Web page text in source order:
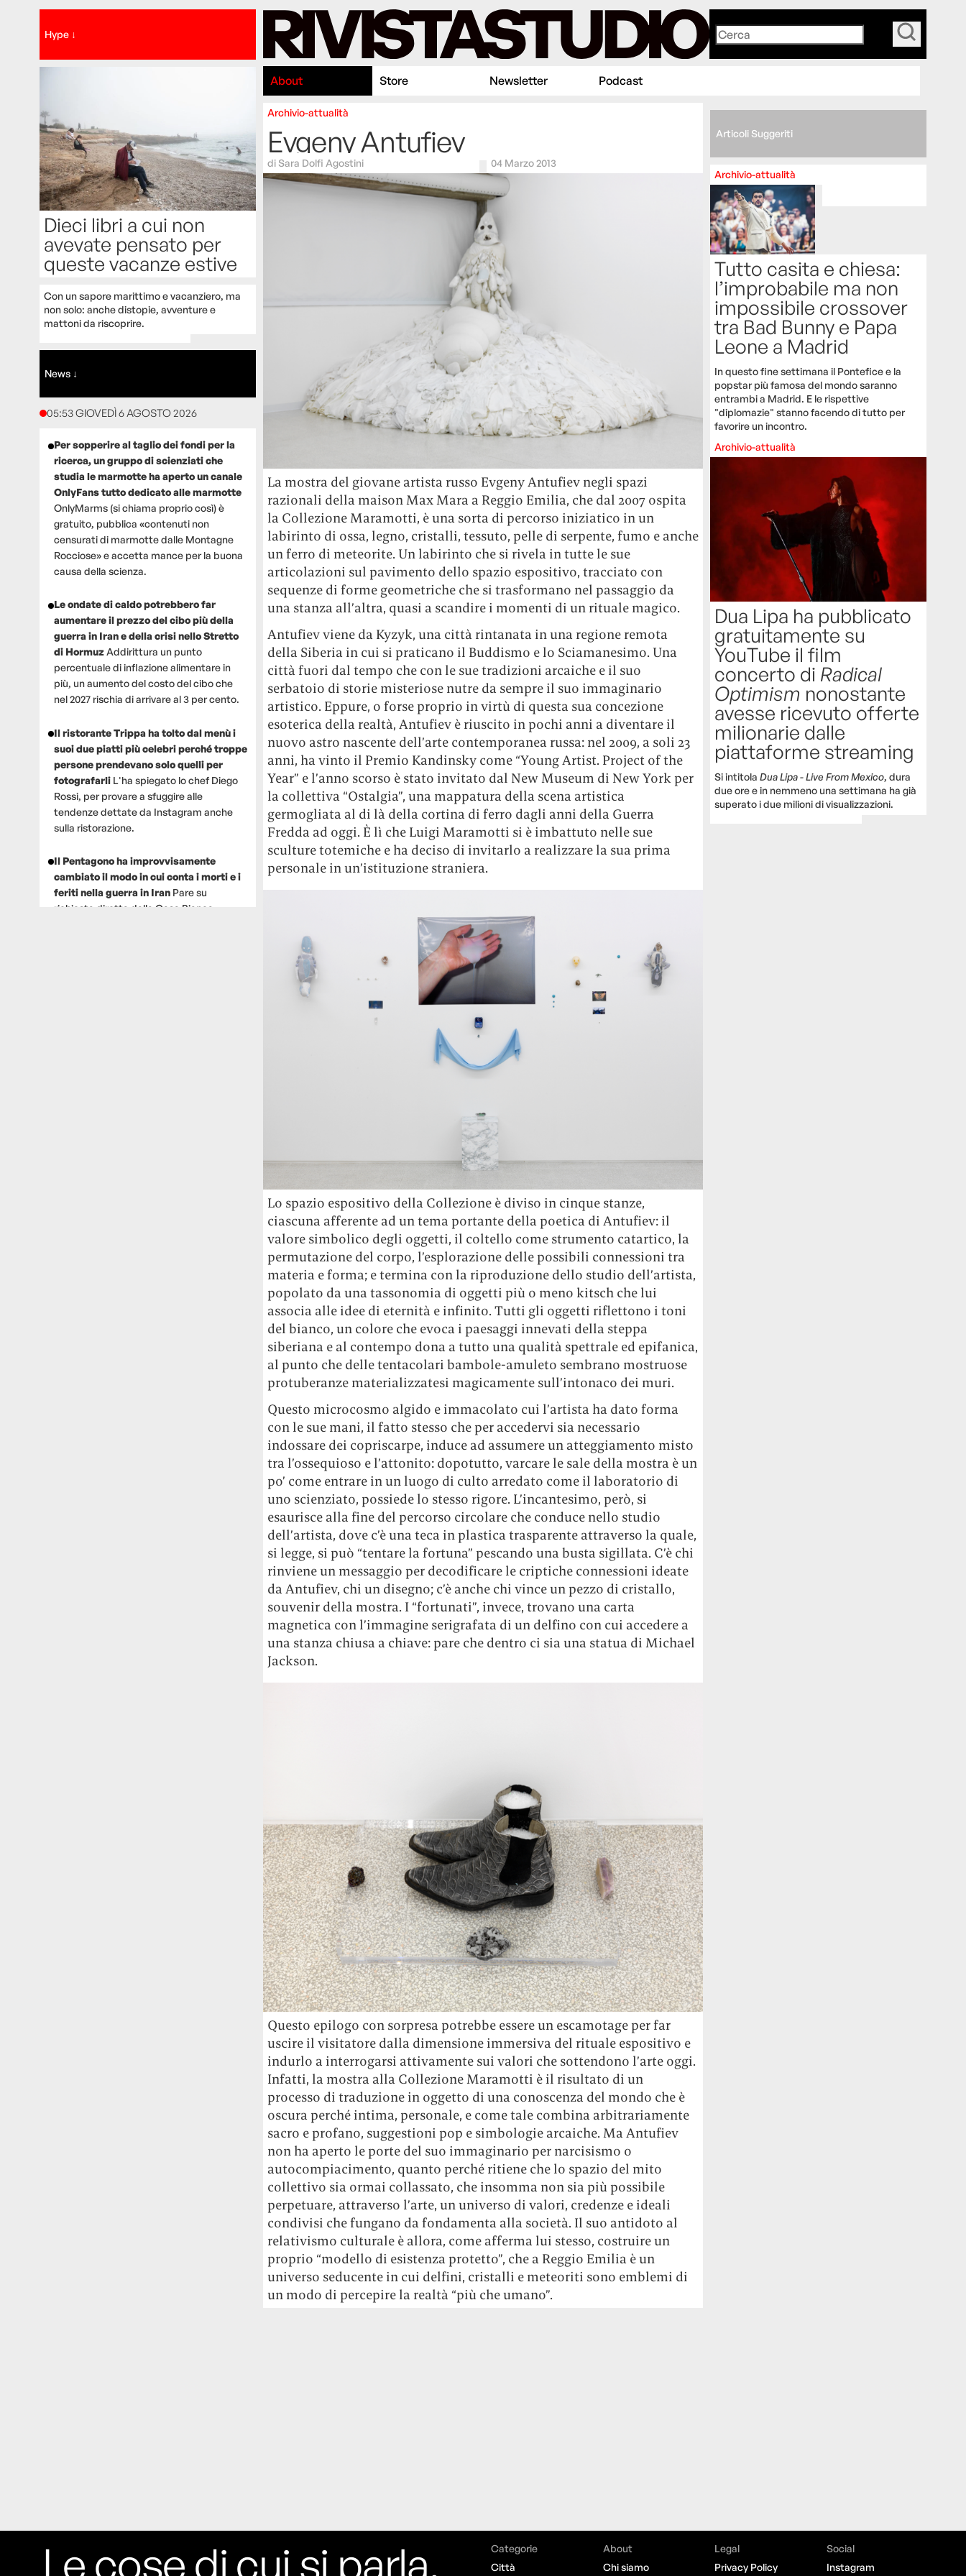
Hype ↓
Dieci libri a cui non
avevate pensato per
queste vacanze estive
Con un sapore marittimo e vacanziero, ma
non solo: anche distopie, avventure e
mattoni da riscoprire.
News ↓
05:53 GIOVEDÌ 6 AGOSTO 2026
Per sopperire al taglio dei fondi per la
ricerca, un gruppo di scienziati che
studia le marmotte ha aperto un canale
OnlyFans tutto dedicato alle marmotte
OnlyMarms (si chiama proprio così) è
gratuito, pubblica «contenuti non
censurati di marmotte dalle Montagne
Rocciose» e accetta mance per la buona
causa della scienza.
Le ondate di caldo potrebbero far
aumentare il prezzo del cibo più della
guerra in Iran e della crisi nello Stretto
di HormuzAddirittura un punto
percentuale di inflazione alimentare in
più, un aumento del costo del cibo che
nel 2027 rischia di arrivare al 3 per cento.
Il ristorante Trippa ha tolto dal menù i
suoi due piatti più celebri perché troppe
persone prendevano solo quelli per
fotografarli L'ha spiegato lo chef Diego
Rossi, per provare a sfuggire alle
tendenze dettate da Instagram anche
sulla ristorazione.
Il Pentagono ha improvvisamente
cambiato il modo in cui conta i morti e i
feriti nella guerra in Iran Pare su
richiesta diretta dalla Casa Bianca.
About Store Newsletter Podcast
Archivio-attualità
Evgeny Antufiev
diSara Dolfi Agostini 04 Marzo 2013
La mostra del giovane artista russo Evgeny Antufiev negli spazi
razionali della maison Max Mara a Reggio Emilia, che dal 2007 ospita
la Collezione Maramotti, è una sorta di percorso iniziatico in un
labirinto di ossa, legno, cristalli, tessuto, pelle di serpente, fumo e anche
un ferro di meteorite. Un labirinto che si rivela in tutte le sue
articolazioni sul pavimento dello spazio espositivo, tracciato con
sequenze di forme geometriche che si trasformano nel passaggio da
una stanza all’altra, quasi a scandire i momenti di un rituale magico.
Antufiev viene da Kyzyk, una città rintanata in una regione remota
della Siberia in cui si praticano il Buddismo e lo Sciamanesimo. Una
città fuori dal tempo che con le sue tradizioni arcaiche e il suo
serbatoio di storie misteriose nutre da sempre il suo immaginario
artistico. Eppure, o forse proprio in virtù di questa sua concezione
esoterica della realtà, Antufiev è riuscito in pochi anni a diventare il
nuovo astro nascente dell’arte contemporanea russa: nel 2009, a soli 23
anni, ha vinto il Premio Kandinsky come “Young Artist. Project of the
Year” e l’anno scorso è stato invitato dal New Museum di New York per
la collettiva “Ostalgia”, una mappatura della scena artistica
germogliata al di là della cortina di ferro dagli anni della Guerra
Fredda ad oggi. È lì che Luigi Maramotti si è imbattuto nelle sue
sculture totemiche e ha deciso di invitarlo a realizzare la sua prima
personale in un’istituzione straniera.
Lo spazio espositivo della Collezione è diviso in cinque stanze,
ciascuna afferente ad un tema portante della poetica di Antufiev: il
valore simbolico degli oggetti, il coltello come strumento catartico, la
permutazione del corpo, l’esplorazione delle possibili connessioni tra
materia e forma; e termina con la riproduzione dello studio dell’artista,
popolato da una tassonomia di oggetti più o meno kitsch che lui
associa alle idee di eternità e infinito. Tutti gli oggetti riflettono i toni
del bianco, un colore che evoca i paesaggi innevati della steppa
siberiana e al contempo dona a tutto una qualità spettrale ed epifanica,
al punto che delle tentacolari bambole-amuleto sembrano mostruose
protuberanze materializzatesi magicamente sull’intonaco dei muri.
Questo microcosmo algido e immacolato cui l’artista ha dato forma
con le sue mani, il fatto stesso che per accedervi sia necessario
indossare dei copriscarpe, induce ad assumere un atteggiamento misto
tra l’ossequioso e l’attonito: dopotutto, varcare le sale della mostra è un
po’ come entrare in un luogo di culto arredato come il laboratorio di
uno scienziato, possiede lo stesso rigore. L’incantesimo, però, si
esaurisce alla fine del percorso circolare che conduce nello studio
dell’artista, dove c’è una teca in plastica trasparente attraverso la quale,
si legge, si può “tentare la fortuna” pescando una busta sigillata. C’è chi
rinviene un messaggio per decodificare le criptiche connessioni ideate
da Antufiev, chi un disegno; c’è anche chi vince un pezzo di cristallo,
souvenir della mostra. I “fortunati”, invece, trovano una carta
magnetica con l’immagine serigrafata di un delfino con cui accedere a
una stanza chiusa a chiave: pare che dentro ci sia una statua di Michael
Jackson.
Questo epilogo con sorpresa potrebbe essere un escamotage per far
uscire il visitatore dalla dimensione immersiva del rituale espositivo e
indurlo a interrogarsi attivamente sui valori che sottendono l’arte oggi.
Infatti, la mostra alla Collezione Maramotti è il risultato di un
processo di traduzione in oggetto di una conoscenza del mondo che è
oscura perché intima, personale, e come tale combina arbitrariamente
sacro e profano, suggestioni pop e simbologie arcaiche. Ma Antufiev
non ha aperto le porte del suo immaginario per narcisismo o
autocompiacimento, quanto perché ritiene che lo spazio del mito
collettivo sia ormai collassato, che insomma non sia più possibile
perpetuare, attraverso l’arte, un universo di valori, credenze e ideali
condivisi che fungano da fondamenta alla società. Il suo antidoto al
relativismo culturale è allora, come afferma lui stesso, costruire un
proprio “modello di esistenza protetto”, che a Reggio Emilia è un
universo seducente in cui delfini, cristalli e meteoriti sono emblemi di
un modo di percepire la realtà “più che umano”.
Articoli Suggeriti
Archivio-attualità
Tutto casita e chiesa:
l’improbabile ma non
impossibile crossover
tra Bad Bunny e Papa
Leone a Madrid
In questo fine settimana il Pontefice e la
popstar più famosa del mondo saranno
entrambi a Madrid. E le rispettive
"diplomazie" stanno facendo di tutto per
favorire un incontro.
Archivio-attualità
Dua Lipa ha pubblicato
gratuitamente su
YouTube il film
concerto di Radical
Optimism nonostante
avesse ricevuto offerte
milionarie dalle
piattaforme streaming
Si intitolaDua Lipa - Live From Mexico, dura
due ore e in nemmeno una settimana ha già
superato i due milioni di visualizzazioni.
Le cose di cui si parla,
Categorie
Città
About
Chi siamo
Legal
Privacy Policy
Social
Instagram